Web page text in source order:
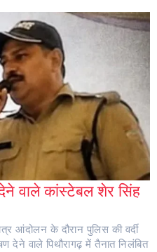
वाले कांस्टेबल शेर सिंह
आंदोलन के दौरान पुलिस की वर्दी
वाले पिथौरागढ़ में तैनात निलंबित